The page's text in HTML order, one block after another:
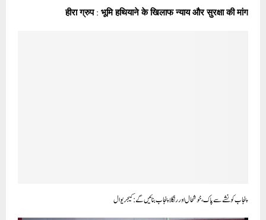
हीरा ग्रुप : भूमि हथियाने के खिलाफ न्याय और सुरक्षा की मांग
پنجاب کو نشے سے پاک، خوشحال اور رنگلا پنجاب بنائیں گے: کیجریوال